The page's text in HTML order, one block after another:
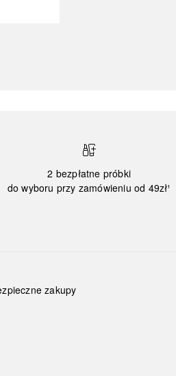
2 bezpłatne próbki
do wyboru przy zamówieniu od 49zł¹
zakupy